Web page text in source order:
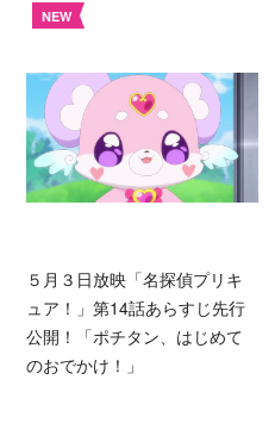
NEW
５月３日放映「名探偵プリキ
ュア！」第14話あらすじ先行
公開！「ポチタン、はじめて
のおでかけ！」